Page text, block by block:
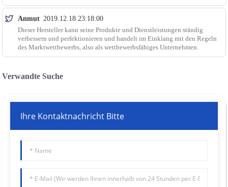
Anmut 2019.12.18 23:18:00
Dieser Hersteller kann seine Produkte und Dienstleistungen ständig
verbessern und perfektionieren und handelt im Einklang mit den Regeln
des Marktwettbewerbs, also als wettbewerbsfähiges Unternehmen.
Verwandte Suche
Ihre Kontaktnachricht Bitte